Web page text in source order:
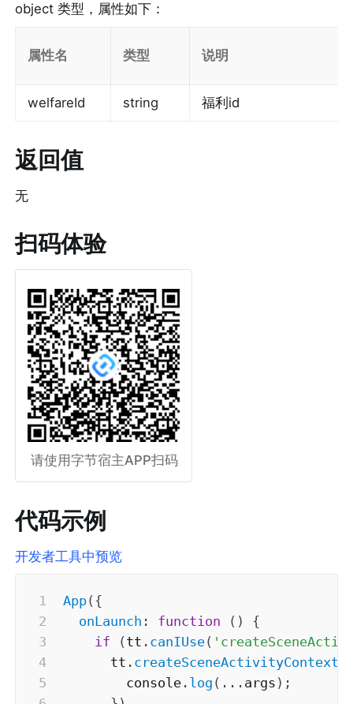
object 类型，属性如下：
属性名 类型 说明
welfareId string 福利id
返回值
无
扫码体验
请使用字节宿主APP扫码
代码示例
开发者工具中预览
App( {
onLaunch : function ( )
{
if
( tt . canIUse(
      tt
. createSceneActivityContext
        console
. log ( ... args ) ;